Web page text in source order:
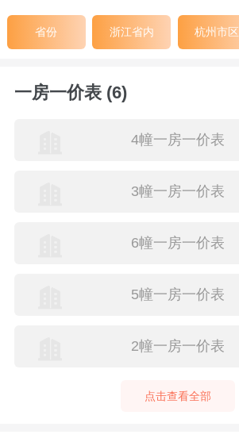
省份 浙江省内 杭州市区
一房一价表 (6)
4幢一房一价表
3幢一房一价表
6幢一房一价表
5幢一房一价表
2幢一房一价表
点击查看全部